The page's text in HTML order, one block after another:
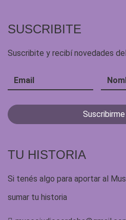
SUSCRIBITE
Suscribite y recibí novedades
TU HISTORIA
Si tenés algo para aportar al
sumar tu historia